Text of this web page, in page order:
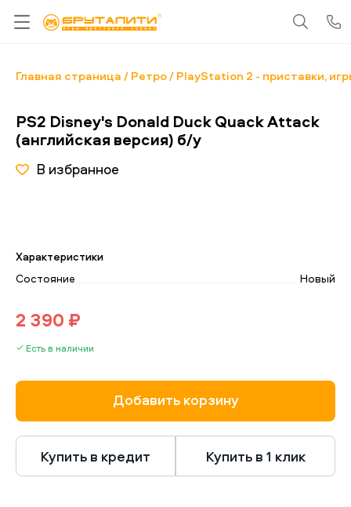
Главная страница Ретро PlayStation 2 - приставки,
PS2 Disney's Donald Duck Quack Attack
(английская версия) б/у
В избранное
Характеристики
Состояние
Новый
2 390 ₽
Есть в наличии
Добавить корзину
Купить в кредит Купить в 1 клик